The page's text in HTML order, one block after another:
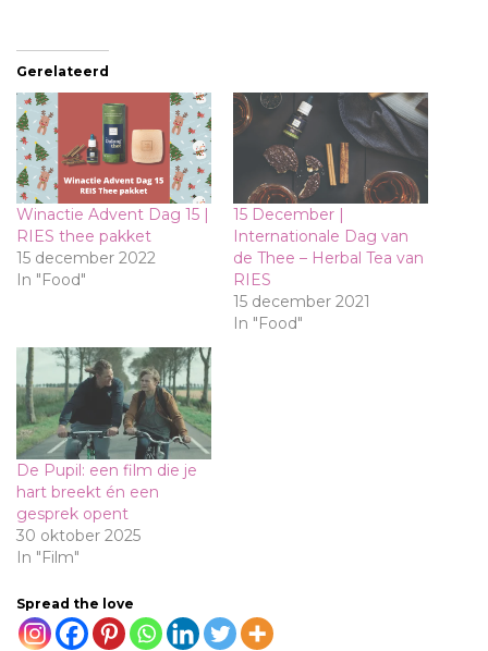
Gerelateerd
Winactie Advent Dag 15 |
RIES thee pakket
15 december 2022
In "Food"
15 December |
Internationale Dag van
de Thee – Herbal Tea van
RIES
15 december 2021
In "Food"
De Pupil: een film die je
hart breekt én een
gesprek opent
30 oktober 2025
In "Film"
Spread the love